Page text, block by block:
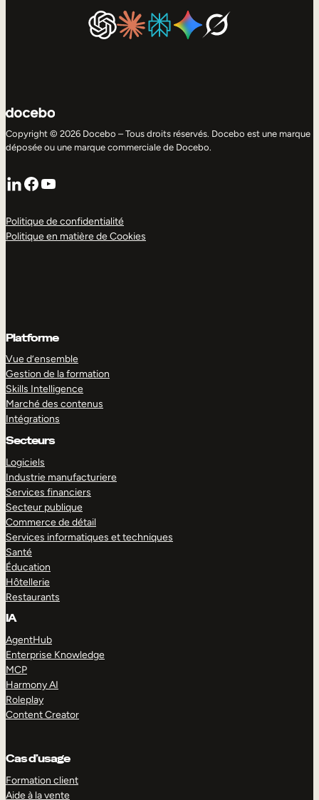
Copyright © 2026 Docebo – Tous droits réservés. Docebo est une marque
déposée ou une marque commerciale de Docebo.
LinkedIn
Facebook
YouTube
Politique de confidentialité
Politique en matière de Cookies
Platforme
Vue d’ensemble
Gestion de la formation
Skills Intelligence
Marché des contenus
Intégrations
Secteurs
Logiciels
Industrie manufacturiere
Services financiers
Secteur publique
Commerce de détail
Services informatiques et techniques
Santé
Éducation
Hôtellerie
Restaurants
IA
AgentHub
Enterprise Knowledge
MCP
Harmony AI
Roleplay
Content Creator
Cas d’usage
Formation client
Aide à la vente